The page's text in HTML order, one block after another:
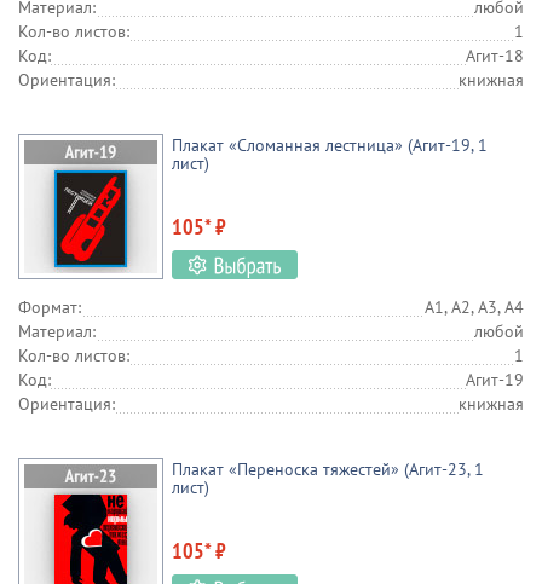
Материал:
любой
Кол-во листов:
1
Код:
Агит-18
Ориентация:
книжная
Плакат «Сломанная лестница» (Агит-19, 1
лист)
105* ₽
Формат:
А1, А2, А3, А4
Материал:
любой
Кол-во листов:
1
Код:
Агит-19
Ориентация:
книжная
Плакат «Переноска тяжестей» (Агит-23, 1
лист)
105* ₽